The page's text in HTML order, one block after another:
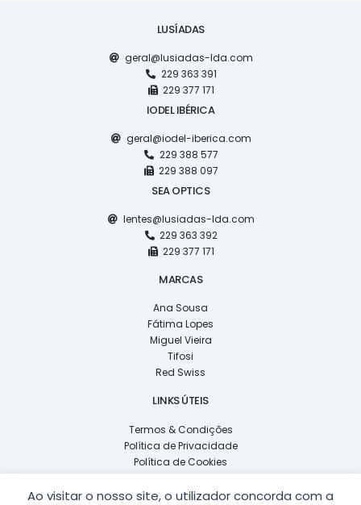
Ao visitar o nosso site, o utilizador concorda com a
LUSÍADAS
geral@lusiadas-lda.com
229 363 391
229 377 171
IODEL IBÉRICA
geral@iodel-iberica.com
229 388 577
229 388 097
SEA OPTICS
lentes@lusiadas-lda.com
229 363 392
229 377 171
MARCAS
Ana Sousa
Fátima Lopes
Miguel Vieira
Tifosi
Red Swiss
LINKS ÚTEIS
Termos & Condições
Política de Privacidade
Política de Cookies
Livro de Reclamações